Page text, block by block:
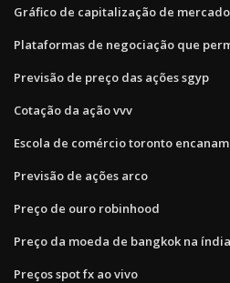
Gráfico de capitalização de
Plataformas de negociação que
Previsão de preço das ações sgyp
Cotação da ação vvv
Escola de comércio toronto
Previsão de ações arco
Preço de ouro robinhood
Preço da moeda de bangkok na índia
Preços spot fx ao vivo